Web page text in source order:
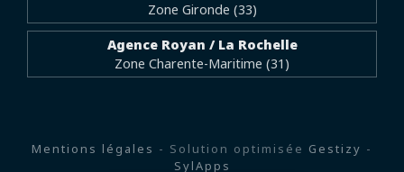
Zone Gironde (33)
Agence Royan / La Rochelle
Zone Charente-Maritime (31)
Mentions légales - Solution optimisée Gestizy -
SylApps